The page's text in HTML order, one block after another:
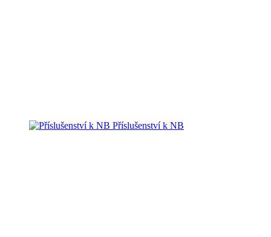
Příslušenství k NB